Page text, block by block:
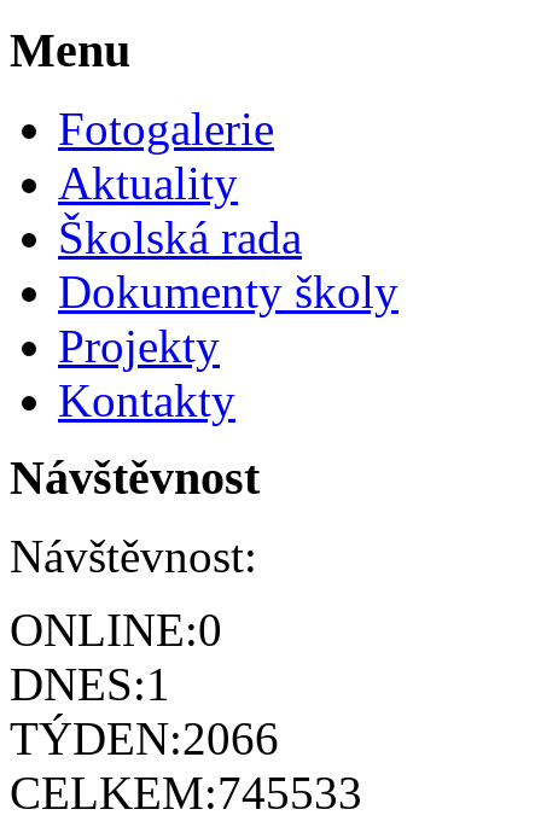
Menu
Fotogalerie
Aktuality
Školská rada
Dokumenty školy
Projekty
Kontakty
Návštěvnost
Návštěvnost:
ONLINE:0
DNES:1
TÝDEN:2066
CELKEM:745533